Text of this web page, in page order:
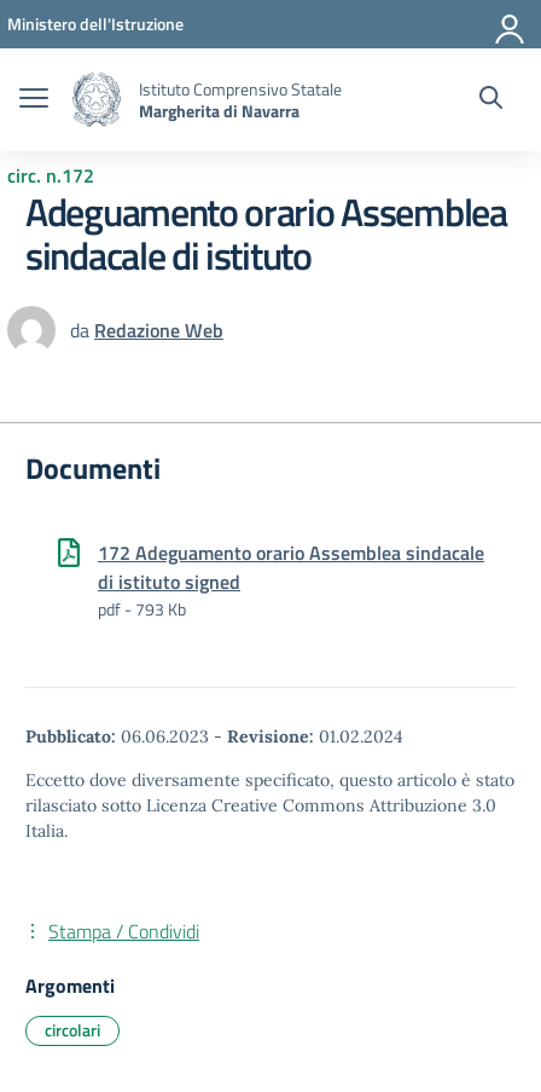
Vai ai contenuti
Vai al menu di navigazione
Vai al footer
Ministero dell'Istruzione
Istituto Comprensivo Statale
Margherita di Navarra
circ. n.172
Adeguamento orario Assemblea
sindacale di istituto
da Redazione Web
Documenti
172 Adeguamento orario Assemblea sindacale
di istituto signed
pdf - 793 Kb
Pubblicato: 06.06.2023 - Revisione: 01.02.2024
Eccetto dove diversamente specificato, questo articolo è stato
rilasciato sotto Licenza Creative Commons Attribuzione 3.0
Italia.
Stampa / Condividi
Argomenti
circolari